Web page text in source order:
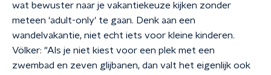
wat bewuster naar je vakantiekeuze kijken zonder
meteen 'adult-only' te gaan. Denk aan een
wandelvakantie, niet echt iets voor kleine kinderen.
Völker: "Als je niet kiest voor een plek met een
zwembad en zeven glijbanen, dan valt het eigenlijk ook